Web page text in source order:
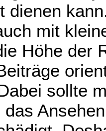
dienen
mit
Höhe der
sollte